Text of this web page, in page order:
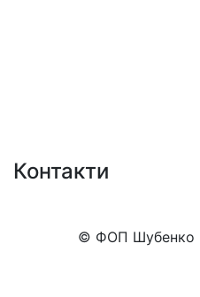
Контакти
© ФОП Шубенко